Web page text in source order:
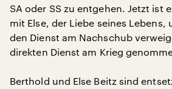
SA oder SS zu entgehen. Jetzt ist
mit Else, der Liebe seines Lebens,
den Dienst am Nachschub
direkten Dienst am Krieg
Berthold und Else Beitz sind